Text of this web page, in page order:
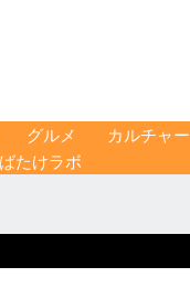
グルメ カルチャー
たけラボ